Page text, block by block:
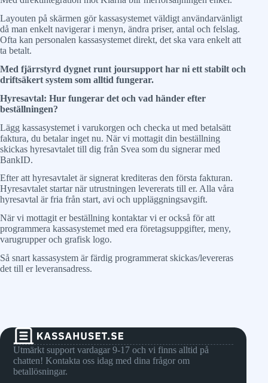
Layouten på skärmen gör kassasystemet väldigt användarvänligt
då man enkelt navigerar i menyn, ändra priser, antal och felslag.
Ofta kan personalen kassasystemet direkt, det ska vara enkelt att
ta betalt.
Med fjärrstyrd dygnet runt joursupport har ni ett stabilt och
driftsäkert system som alltid fungerar.
Hyresavtal: Hur fungerar det och vad händer efter
beställningen?
Lägg kassasystemet i varukorgen och checka ut med betalsätt
faktura, du betalar inget nu. När vi mottagit din beställning
skickas hyresavtalet till dig från Svea som du signerar med
BankID.
Efter att hyresavtalet är signerat krediteras den första fakturan.
Hyresavtalet startar när utrustningen levererats till er. Alla våra
hyresavtal är fria från start, avi och uppläggningsavgift.
När vi mottagit er beställning kontaktar vi er också för att
programmera kassasystemet med era företagsuppgifter, meny,
varugrupper och grafisk logo.
Så snart kassasystem är färdig programmerat skickas/levereras
det till er leveransadress.
Utmärkt support vardagar 9-17 och vi finns alltid på
chatten! Kontakta oss idag med dina frågor om
betallösningar.